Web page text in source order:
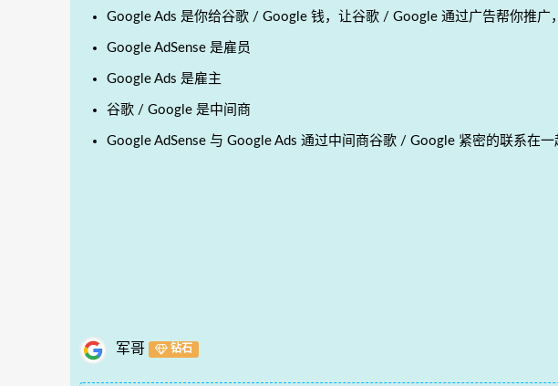
Google Ads 是你给谷歌 / Google 钱，让谷歌 / Google 通过广告帮你推广
Google AdSense 是雇员
Google Ads 是雇主
谷歌 / Google 是中间商
Google AdSense 与 Google Ads 通过中间商谷歌 / Google 紧密的联系在
军哥 钻石